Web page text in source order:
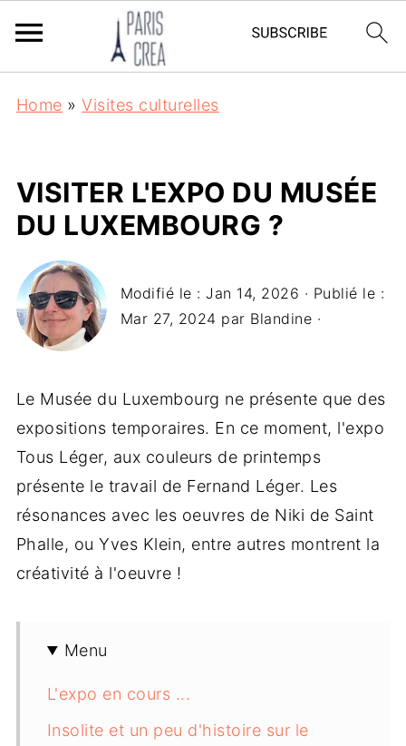
Home »Visites culturelles
VISITER L'EXPO DU MUSÉE
DU LUXEMBOURG ?
Modifié le :Jan 14, 2026 · Publié le :
Mar 27, 2024 par Blandine ·
Le Musée du Luxembourg ne présente que des
expositions temporaires. En ce moment, l'expo
Tous Léger, aux couleurs de printemps
présente le travail de Fernand Léger. Les
résonances avec les oeuvres de Niki de Saint
Phalle, ou Yves Klein, entre autres montrent la
créativité à l'oeuvre !
Menu
L'expo en cours ...
Insolite et un peu d'histoire sur le